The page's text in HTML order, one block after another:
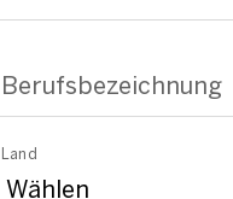
Berufsbezeichnung
Land